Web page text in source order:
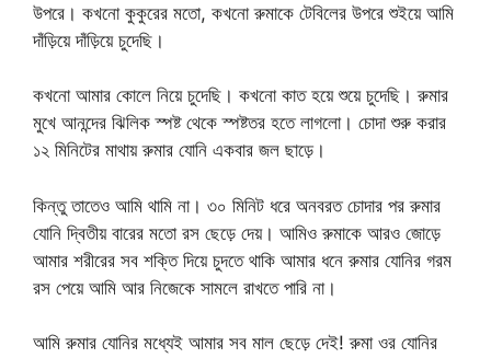
উপরে। কখনো কুকুরের মতো, কখনো রুমাকে টেবিলের উপরে শুইয়ে আমি
দাঁড়িয়ে দাঁড়িয়ে চুদেছি।
কখনো আমার কোলে নিয়ে চুদেছি। কখনো কাত হয়ে শুয়ে চুদেছি। রুমার
মুখে আনন্দের ঝিলিক স্পষ্ট থেকে স্পষ্টতর হতে লাগলো। চোদা শুরু করার
১২ মিনিটের মাথায় রুমার যোনি একবার জল ছাড়ে।
কিন্তু তাতেও আমি থামি না। ৩০ মিনিট ধরে অনবরত চোদার পর রুমার
যোনি দ্বিতীয় বারের মতো রস ছেড়ে দেয়। আমিও রুমাকে আরও জোড়ে
আমার শরীরের সব শক্তি দিয়ে চুদতে থাকি আমার ধনে রুমার যোনির গরম
রস পেয়ে আমি আর নিজেকে সামলে রাখতে পারি না।
আমি রুমার যোনির মধ্যেই আমার সব মাল ছেড়ে দেই! রুমা ওর যোনির